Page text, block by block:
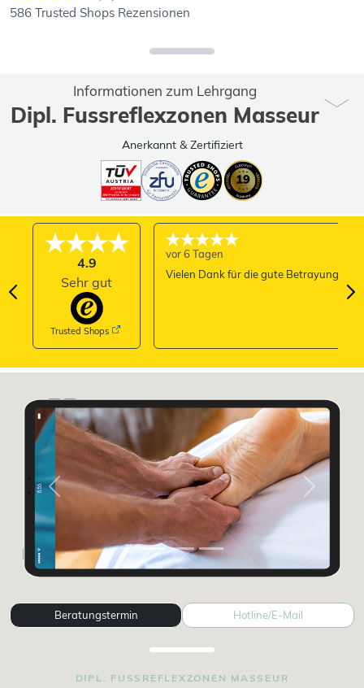
586 Trusted Shops Rezensionen
Informationen zum Lehrgang
Dipl. Fussreflexzonen Masseur
Anerkannt & Zertifiziert
4.9
Sehr gut
Trusted Shops
vor 6 Tagen
Vielen Dank für die gute Betrayung
Previous Next
Beratungstermin Hotline/E-Mail
DIPL. FUSSREFLEXZONEN MASSEUR